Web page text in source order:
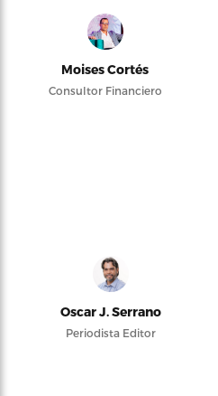
Moises Cortés
Consultor Financiero
Oscar J. Serrano
Periodista Editor